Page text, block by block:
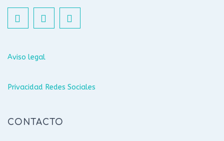
Aviso legal
Privacidad Redes Sociales
CONTACTO